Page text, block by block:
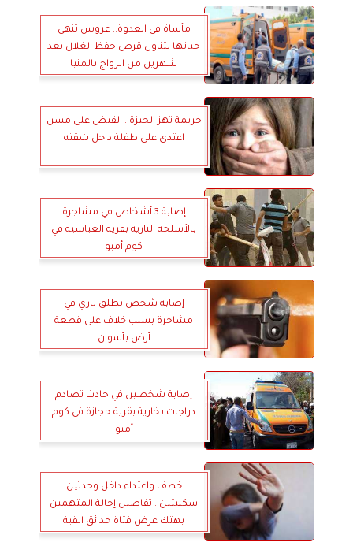
مأساة في العدوة.. عروس تنهي
حياتها بتناول قرص حفظ الغلال بعد
شهرين من الزواج بالمنيا
جريمة تهز الجيزة.. القبض على مسن
اعتدى على طفلة داخل شقته
إصابة 3 أشخاص في مشاجرة
بالأسلحة النارية بقرية العباسية في
كوم أمبو
إصابة شخص بطلق ناري في
مشاجرة بسبب خلاف على قطعة
أرض بأسوان
إصابة شخصين في حادث تصادم
دراجات بخارية بقرية حجازة في كوم
أمبو
خطف واعتداء داخل وحدتين
سكنيتين.. تفاصيل إحالة المتهمين
بهتك عرض فتاة حدائق القبة